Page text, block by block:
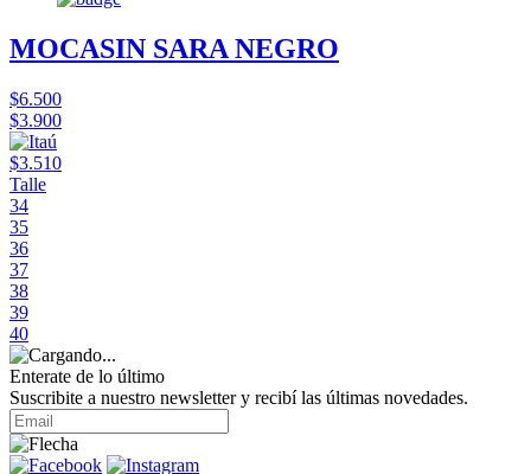
MOCASIN SARA NEGRO
$6.500
$3.900
$3.510
Talle
34
35
36
37
38
39
40
Enterate de lo último
Suscribite a nuestro newsletter y recibí las últimas novedades.